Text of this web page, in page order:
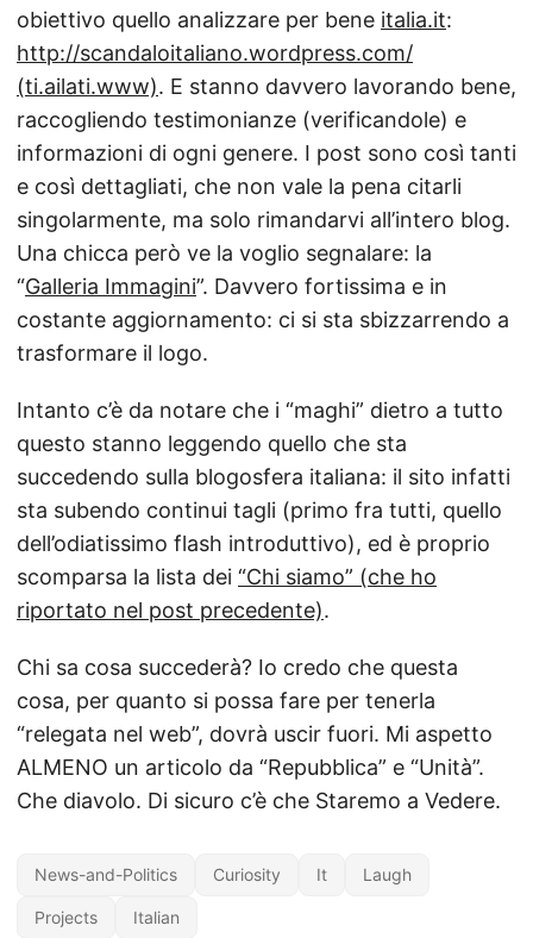
obiettivo quello analizzare per bene italia.it:
http://scandaloitaliano.wordpress.com/
(ti.ailati.www). E stanno davvero lavorando bene,
raccogliendo testimonianze (verificandole) e
informazioni di ogni genere. I post sono così tanti
e così dettagliati, che non vale la pena citarli
singolarmente, ma solo rimandarvi all’intero blog.
Una chicca però ve la voglio segnalare: la
“Galleria Immagini”. Davvero fortissima e in
costante aggiornamento: ci si sta sbizzarrendo a
trasformare il logo.
Intanto c’è da notare che i “maghi” dietro a tutto
questo stanno leggendo quello che sta
succedendo sulla blogosfera italiana: il sito infatti
sta subendo continui tagli (primo fra tutti, quello
dell’odiatissimo flash introduttivo), ed è proprio
scomparsa la lista dei “Chi siamo” (che ho
riportato nel post precedente).
Chi sa cosa succederà? Io credo che questa
cosa, per quanto si possa fare per tenerla
“relegata nel web”, dovrà uscir fuori. Mi aspetto
ALMENO un articolo da “Repubblica” e “Unità”.
Che diavolo. Di sicuro c’è che Staremo a Vedere.
News-and-Politics Curiosity It Laugh
Projects Italian